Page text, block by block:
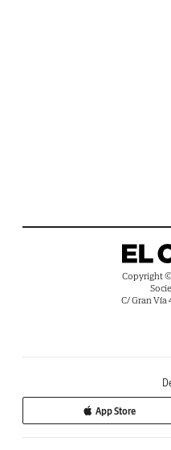
Copyright ©
C/ Gran Vía
App Store